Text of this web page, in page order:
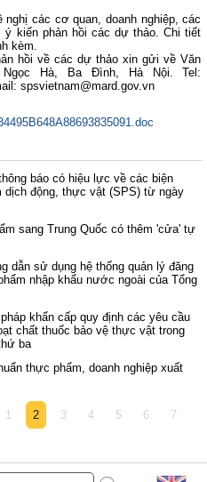
các cơ quan, doanh nghiệp, các
kiến phản hồi các dự thảo. Chi tiết
kèm.
hồi về các dự thảo xin gửi về Văn
Hà, Ba Đình, Hà Nội. Tel:
spsvietnam@mard.gov.vn
báo có hiệu lực về các biện
dịch động, thực vật (SPS) từ ngày
sang Trung Quốc có thêm 'cửa' tự
dẫn sử dụng hệ thống quản lý đăng
nhập khẩu nước ngoài của Tổng
khẩn cấp quy định các yêu cầu
chất thuốc bảo vệ thực vật trong
ba
thực phẩm, doanh nghiệp xuất
1 2 3 4 5 6 7